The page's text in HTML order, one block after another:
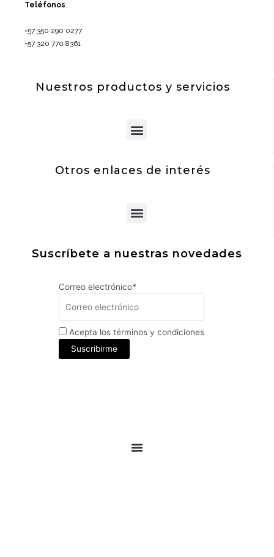
Teléfonos:
+57 350 290 0277
+57 320 770 8361
Nuestros productos y servicios
Menu
Otros enlaces de interés
Menu
Suscríbete a nuestras novedades
Correo electrónico*
Acepta los términos y condiciones